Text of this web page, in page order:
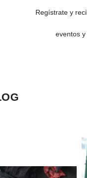
Regístrate y
eventos